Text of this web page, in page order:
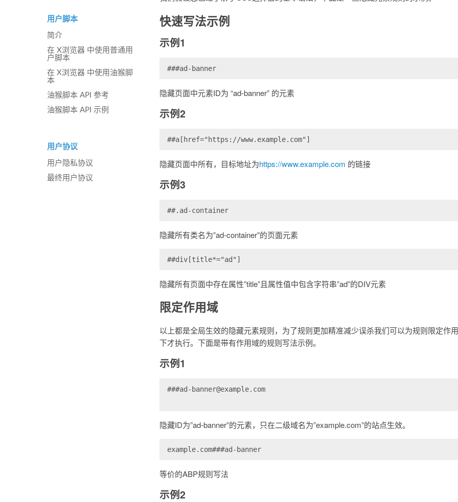
快速写法示例
示例1
###ad-banner
隐藏页面中元素ID为 “ad-banner” 的元素
示例2
##a[href="https://www.example.com"]
隐藏页面中所有，目标地址为https://www.example.com 的链接
示例3
##.ad-container
隐藏所有类名为”ad-container”的页面元素
##div[title*="ad"]
隐藏所有页面中存在属性”title”且属性值中包含字符串”ad”的DIV元素
限定作用域
以上都是全局生效的隐藏元素规则，为了规则更加精准减少误杀我们可以为规则限定作
下才执行。下面是带有作用域的规则写法示例。
示例1
###ad-banner@example.com
隐藏ID为”ad-banner”的元素，只在二级域名为”example.com”的站点生效。
example.com###ad-banner
等价的ABP规则写法
示例2
用户脚本
简介
在 X浏览器 中使用普通用
户脚本
在 X浏览器 中使用油猴脚
本
油猴脚本 API 参考
油猴脚本 API 示例
用户协议
用户隐私协议
最终用户协议